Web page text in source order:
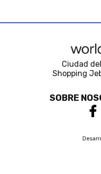
Ciudad
Shopping
SOBRE